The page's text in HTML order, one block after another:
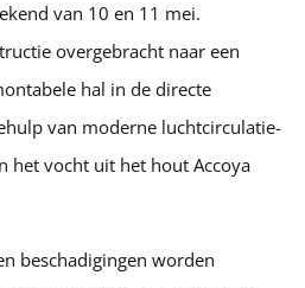
van 10 en 11 mei.
overgebracht naar een
hal in de directe
van moderne luchtcirculatie-
het vocht uit het hout Accoya
beschadigingen worden